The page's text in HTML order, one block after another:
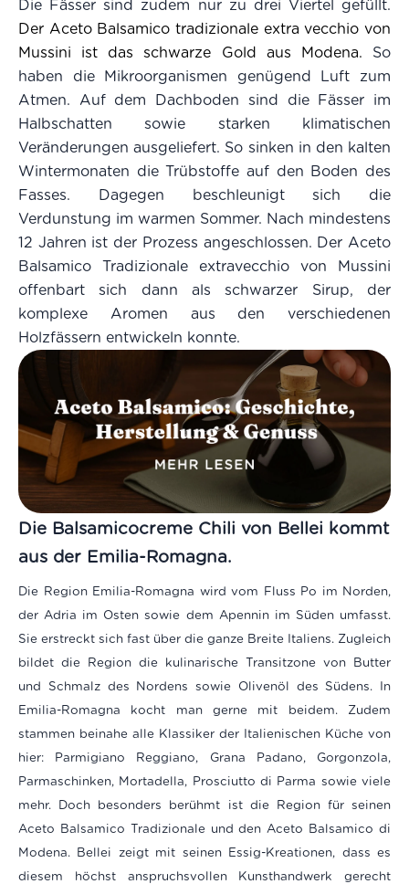
Die Fässer sind zudem nur zu drei Viertel gefüllt.
Der Aceto Balsamico tradizionale extra vecchio von
Mussini ist das schwarze Gold aus Modena. So
haben die Mikroorganismen genügend Luft zum
Atmen. Auf dem Dachboden sind die Fässer im
Halbschatten sowie starken klimatischen
Veränderungen ausgeliefert. So sinken in den kalten
Wintermonaten die Trübstoffe auf den Boden des
Fasses. Dagegen beschleunigt sich die
Verdunstung im warmen Sommer. Nach mindestens
12 Jahren ist der Prozess angeschlossen. Der Aceto
Balsamico Tradizionale extravecchio von Mussini
offenbart sich dann als schwarzer Sirup, der
komplexe Aromen aus den verschiedenen
Holzfässern entwickeln konnte.
Die Balsamicocreme Chili von Bellei kommt
aus der Emilia-Romagna.
Die Region Emilia-Romagna wird vom Fluss Po im Norden,
der Adria im Osten sowie dem Apennin im Süden umfasst.
Sie erstreckt sich fast über die ganze Breite Italiens. Zugleich
bildet die Region die kulinarische Transitzone von Butter
und Schmalz des Nordens sowie Olivenöl des Südens. In
Emilia-Romagna kocht man gerne mit beidem. Zudem
stammen beinahe alle Klassiker der Italienischen Küche von
hier: Parmigiano Reggiano, Grana Padano, Gorgonzola,
Parmaschinken, Mortadella, Prosciutto di Parma sowie viele
mehr. Doch besonders berühmt ist die Region für seinen
Aceto Balsamico Tradizionale und den Aceto Balsamico di
Modena. Bellei zeigt mit seinen Essig-Kreationen, dass es
diesem höchst anspruchsvollen Kunsthandwerk gerecht